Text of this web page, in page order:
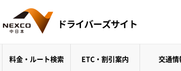
料金・ルート検索 ETC・割引案内 交通情